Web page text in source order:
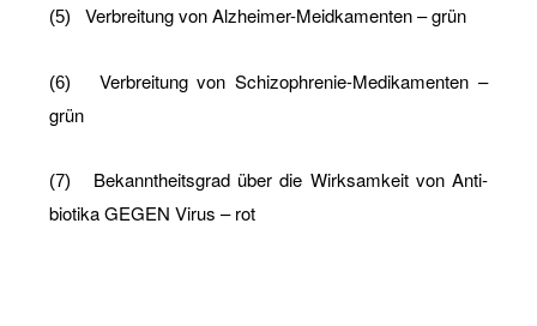
(5) Ver­brei­tung von Alz­hei­mer-Meid­ka­men­ten – grün
(6)
Ver­brei­tung von Schi­zo­phre­nie-Me­di­ka­men­ten –
grün
(7)
Be­kannt­heits­grad über die Wirk­sam­keit von An­ti­
bio­ti­ka GEGEN Virus – rot